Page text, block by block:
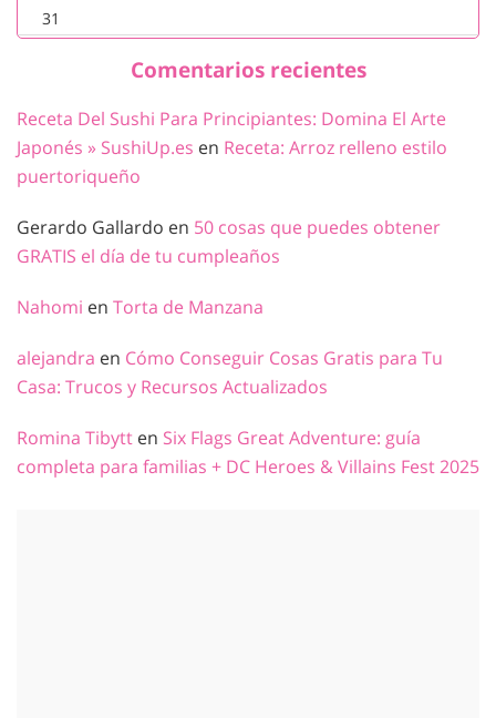
31
Comentarios recientes
Receta Del Sushi Para Principiantes: Domina El Arte
Japonés » SushiUp.es en Receta: Arroz relleno estilo
puertoriqueño
Gerardo Gallardo en 50 cosas que puedes obtener
GRATIS el día de tu cumpleaños
Nahomi en Torta de Manzana
alejandra en Cómo Conseguir Cosas Gratis para Tu
Casa: Trucos y Recursos Actualizados
Romina Tibytt en Six Flags Great Adventure: guía
completa para familias + DC Heroes & Villains Fest 2025